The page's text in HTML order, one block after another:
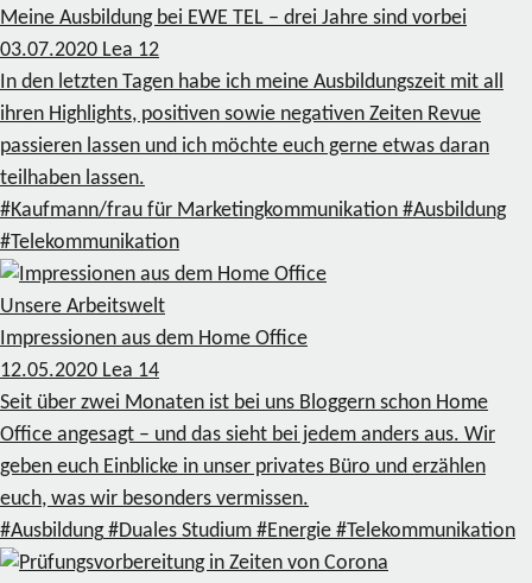
Meine Ausbildung bei EWE TEL – drei Jahre sind vorbei
03.07.2020 Lea 12
In den letzten Tagen habe ich meine Ausbildungszeit mit all
ihren Highlights, positiven sowie negativen Zeiten Revue
passieren lassen und ich möchte euch gerne etwas daran
teilhaben lassen.
#Kaufmann/frau für Marketingkommunikation #Ausbildung
#Telekommunikation
Unsere Arbeitswelt
Impressionen aus dem Home Office
12.05.2020 Lea 14
Seit über zwei Monaten ist bei uns Bloggern schon Home
Office angesagt – und das sieht bei jedem anders aus. Wir
geben euch Einblicke in unser privates Büro und erzählen
euch, was wir besonders vermissen.
#Ausbildung #Duales Studium #Energie #Telekommunikation